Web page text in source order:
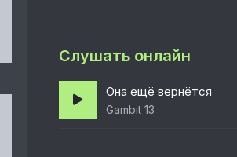
Слушать онлайн
Она ещё вернётся
Gambit 13